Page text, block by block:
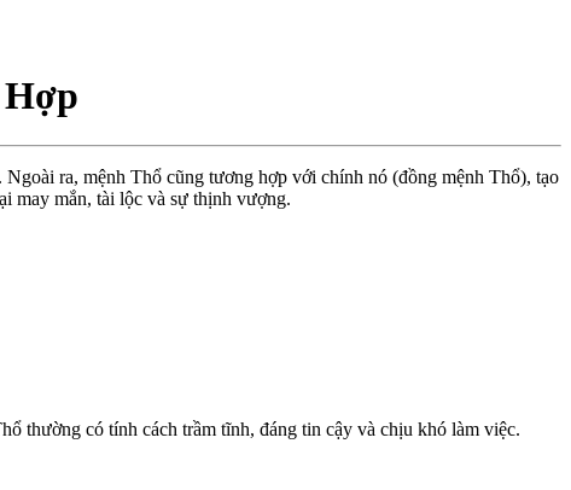
ra, mệnh Thổ cũng tương hợp với chính nó (đồng mệnh Thổ), tạo
may mắn, tài lộc và sự thịnh vượng.
thường có tính cách trầm tĩnh, đáng tin cậy và chịu khó làm việc.